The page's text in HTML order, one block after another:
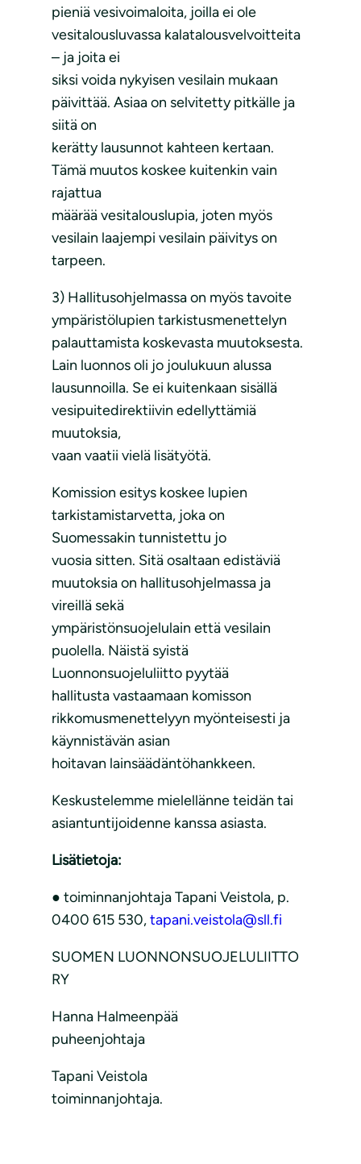
pieniä vesivoimaloita, joilla ei ole
vesitalousluvassa kalatalousvelvoitteita
– ja joita ei
siksi voida nykyisen vesilain mukaan
päivittää. Asiaa on selvitetty pitkälle ja
siitä on
kerätty lausunnot kahteen kertaan.
Tämä muutos koskee kuitenkin vain
rajattua
määrää vesitalouslupia, joten myös
vesilain laajempi vesilain päivitys on
tarpeen.
3) Hallitusohjelmassa on myös tavoite
ympäristölupien tarkistusmenettelyn
palauttamista koskevasta muutoksesta.
Lain luonnos oli jo joulukuun alussa
lausunnoilla. Se ei kuitenkaan sisällä
vesipuitedirektiivin edellyttämiä
muutoksia,
vaan vaatii vielä lisätyötä.
Komission esitys koskee lupien
tarkistamistarvetta, joka on
Suomessakin tunnistettu jo
vuosia sitten. Sitä osaltaan edistäviä
muutoksia on hallitusohjelmassa ja
vireillä sekä
ympäristönsuojelulain että vesilain
puolella. Näistä syistä
Luonnonsuojeluliitto pyytää
hallitusta vastaamaan komisson
rikkomusmenettelyyn myönteisesti ja
käynnistävän asian
hoitavan lainsäädäntöhankkeen.
Keskustelemme mielellänne teidän tai
asiantuntijoidenne kanssa asiasta.
Lisätietoja:
● toiminnanjohtaja Tapani Veistola, p.
0400 615 530,tapani.veistola@sll.fi
SUOMEN LUONNONSUOJELULIITTO
RY
Hanna Halmeenpää
puheenjohtaja
Tapani Veistola
toiminnanjohtaja.